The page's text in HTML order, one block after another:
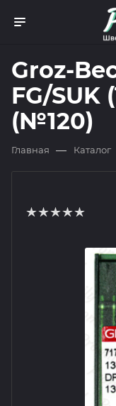
Groz-
FG/SUK
(№120)
Главная — Каталог